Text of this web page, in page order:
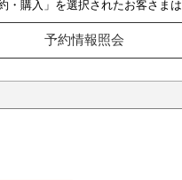
・購入」を選択されたお客さまは
予約情報照会